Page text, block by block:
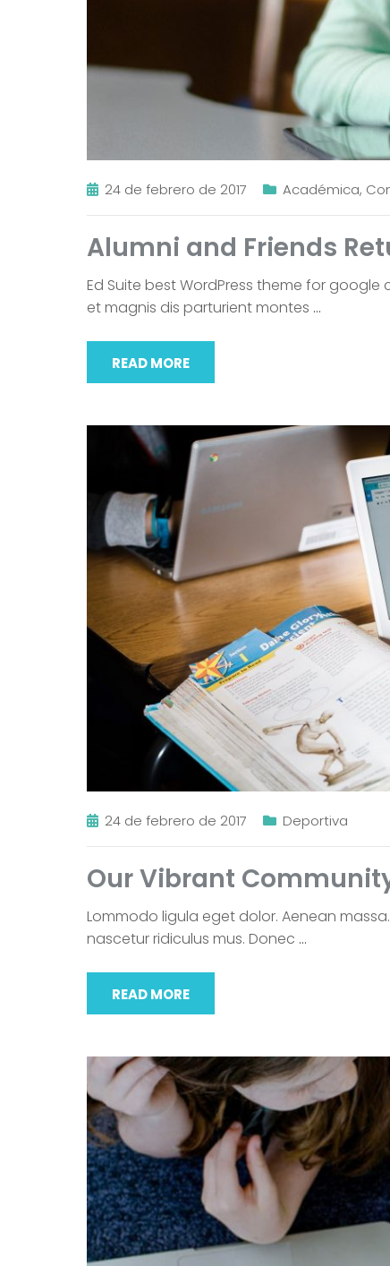
24 de febrero de 2017 Académica,
Alumni and Friends
Ed Suite best WordPress theme for
et magnis dis parturient montes …
READ MORE
24 de febrero de 2017 Deportiva
Our Vibrant
Lommodo ligula eget dolor. Aenean
nascetur ridiculus mus. Donec …
READ MORE